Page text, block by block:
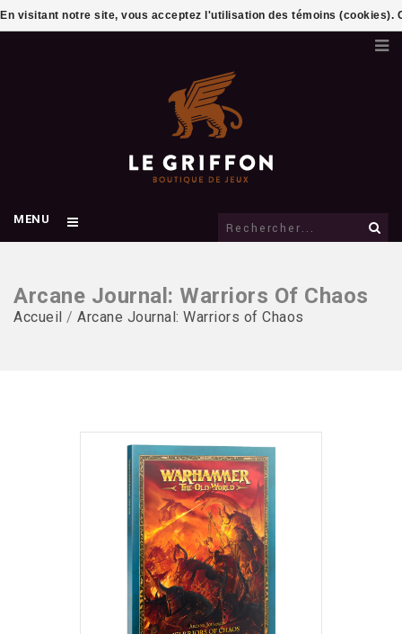
MENU
Arcane Journal: Warriors Of Chaos
Accueil / Arcane Journal: Warriors of Chaos
En visitant notre site, vous acceptez l'utilisation des témoins